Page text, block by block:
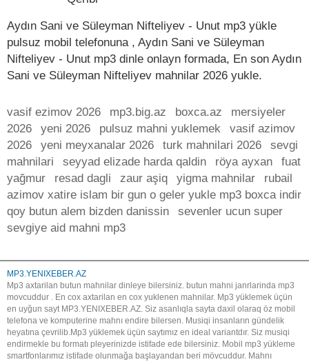
Aydın Sani ve Süleyman Nifteliyev - Unut mp3 yükle
pulsuz mobil telefonuna , Aydın Sani ve Süleyman
Nifteliyev - Unut mp3 dinle onlayn formada, En son Aydın
Sani ve Süleyman Nifteliyev mahnilar 2026 yukle.
vasif ezimov 2026 mp3.big.az boxca.az
mersiyeler
2026
yeni 2026 pulsuz mahni yuklemek
vasif azimov
2026
yeni meyxanalar 2026 turk mahnilari 2026
sevgi
mahnilari
seyyad elizade harda qaldin röya ayxan
fuat
yağmur
resad dagli zaur aşiq yigma mahnilar
rubail
azimov xatire islam bir gun o geler yukle mp3 boxca indir
qoy butun alem bizden danissin
sevenler ucun super
sevgiye aid mahni mp3
MP3.YENIXEBER.AZ
Mp3 axtarilan butun mahnilar dinleye bilersiniz. butun mahni janrlarinda mp3
movcuddur . En cox axtarilan en cox yuklenen mahnilar. Mp3 yüklemek üçün
en uyğun sayt MP3.YENIXEBER.AZ. Siz asanlıqla sayta daxil olaraq öz mobil
telefona ve komputerine mahnı endire bilersen. Musiqi insanların gündelik
heyatına çevrilib.Mp3 yüklemek üçün saytımız en ideal variantdır. Siz musiqi
endirmekle bu formatı pleyerinizde istifade ede bilersiniz. Mobil mp3 yükleme
smartfonlarımız istifade olunmağa başlayandan beri mövcuddur. Mahnı